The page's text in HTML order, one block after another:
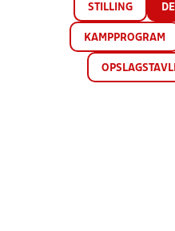
STILLING
KAMPPROGRAM